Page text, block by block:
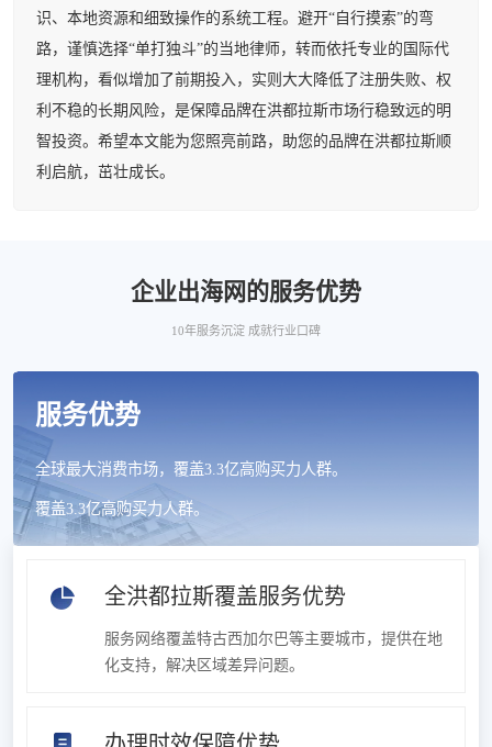
识、本地资源和细致操作的系统工程。避开“自行摸索”的弯
路，谨慎选择“单打独斗”的当地律师，转而依托专业的国际代
理机构，看似增加了前期投入，实则大大降低了注册失败、权
利不稳的长期风险，是保障品牌在洪都拉斯市场行稳致远的明
智投资。希望本文能为您照亮前路，助您的品牌在洪都拉斯顺
利启航，茁壮成长。
企业出海网的服务优势
10年服务沉淀 成就行业口碑
服务优势
全球最大消费市场，覆盖3.3亿高购买力人群。
覆盖3.3亿高购买力人群。
全洪都拉斯覆盖服务优势
服务网络覆盖特古西加尔巴等主要城市，提供在地
化支持，解决区域差异问题。